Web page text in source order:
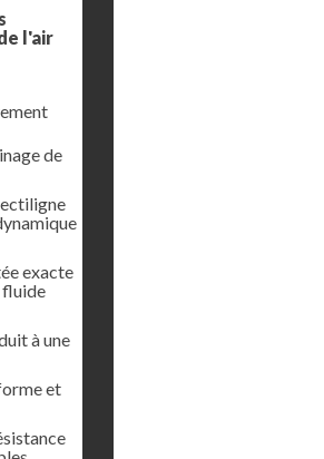
l'air
de
exacte
fluide
à une
et